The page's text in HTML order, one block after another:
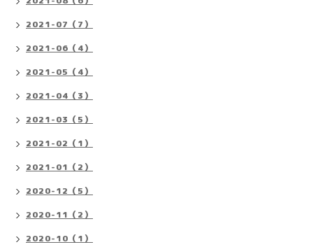
2021-07（7）
2021-06（4）
2021-05（4）
2021-04（3）
2021-03（5）
2021-02（1）
2021-01（2）
2020-12（5）
2020-11（2）
2020-10（1）